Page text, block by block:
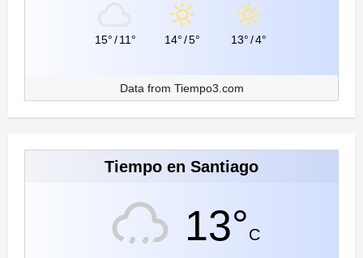
15°/ 11° 14°/5° 13°/4°
Data from Tiempo3.com
Tiempo en Santiago
13°C